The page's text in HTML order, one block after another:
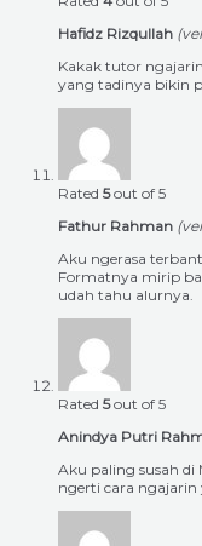
Hafidz Rizqullah
Kakak tutor
yang tadinya bikin
Rated 5out of 5
Fathur Rahman
Aku ngerasa
Formatnya mirip
udah tahu alurnya.
Rated 5out of 5
Anindya Putri
Aku paling susah
ngerti cara ngajarin